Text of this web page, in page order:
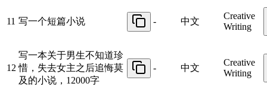
11 写一个短篇小说 - 中文
Creative
Writing
12
写一本关于男生不知道珍
惜，失去女主之后追悔莫
及的小说，12000字
- 中文
Creative
Writing